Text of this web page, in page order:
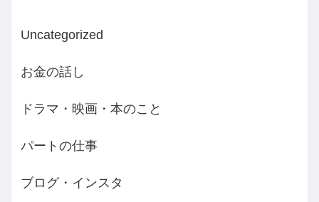
Uncategorized
お金の話し
ドラマ・映画・本のこと
パートの仕事
ブログ・インスタ